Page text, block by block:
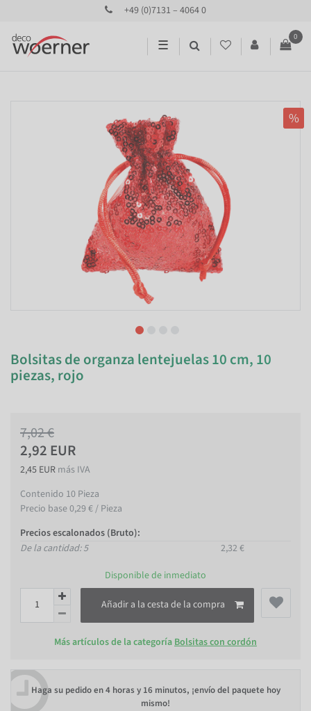
+49 (0)7131 – 4064 0
☰
0
%
Bolsitas de organza lentejuelas 10 cm, 10
piezas, rojo
7,02 €
2,92 EUR
2,45 EUR más IVA
Contenido 10 Pieza
Precio base0,29 € / Pieza
Precios escalonados (Bruto):
De la cantidad: 5
2,32 €
Disponible de inmediato
Añadir a la cesta de la compra
Más artículos de la categoría Bolsitas con cordón
Haga su pedido en4 horas y 16 minutos, ¡envío del paquete hoy
mismo!